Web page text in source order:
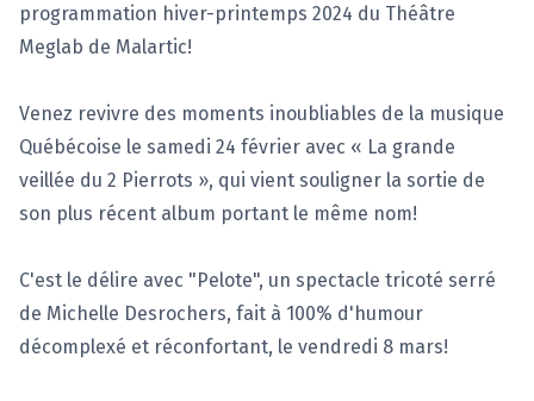
programmation hiver-printemps 2024 du Théâtre
Meglab de Malartic!
Venez revivre des moments inoubliables de la musique
Québécoise le samedi 24 février avec « La grande
veillée du 2 Pierrots », qui vient souligner la sortie de
son plus récent album portant le même nom!
C'est le délire avec "Pelote", un spectacle tricoté serré
de Michelle Desrochers, fait à 100% d'humour
décomplexé et réconfortant, le vendredi 8 mars!